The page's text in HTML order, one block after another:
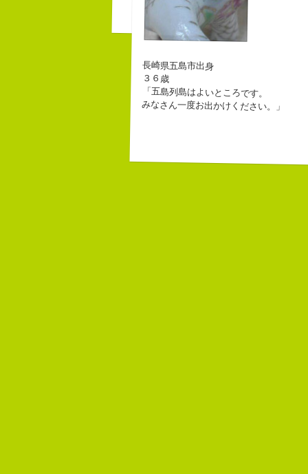
長崎県五島市出身
３６歳
「五島列島はよいところです。
みなさん一度お出かけください。」